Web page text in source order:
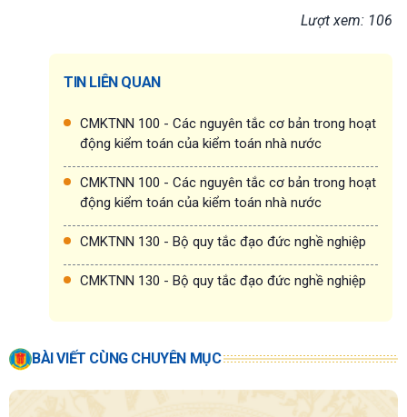
Lượt xem: 106
TIN LIÊN QUAN
CMKTNN 100 - Các nguyên tắc cơ bản trong hoạt
động kiểm toán của kiểm toán nhà nước
CMKTNN 100 - Các nguyên tắc cơ bản trong hoạt
động kiểm toán của kiểm toán nhà nước
CMKTNN 130 - Bộ quy tắc đạo đức nghề nghiệp
CMKTNN 130 - Bộ quy tắc đạo đức nghề nghiệp
BÀI VIẾT CÙNG CHUYÊN MỤC